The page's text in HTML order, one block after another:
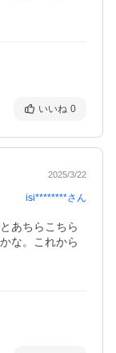
いいね 0
2025/3/22
isi********さん
あちらこちら
な。これから